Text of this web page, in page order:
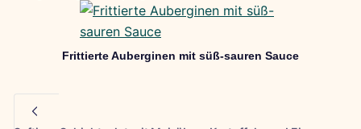
Frittierte Auberginen mit süß-sauren Sauce